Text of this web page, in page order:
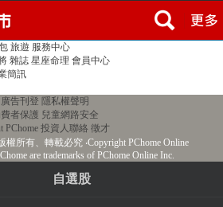
店
旅遊 服務中心
雜誌 星座命理 會員中心
簡訊
廣告刊登 隱私權聲明
者保護 兒童網路安全
PChome 投資人聯絡 徵才
權所有、轉載必究‧Copyright PChome Online
are trademarks of PChome Online Inc.
自選股